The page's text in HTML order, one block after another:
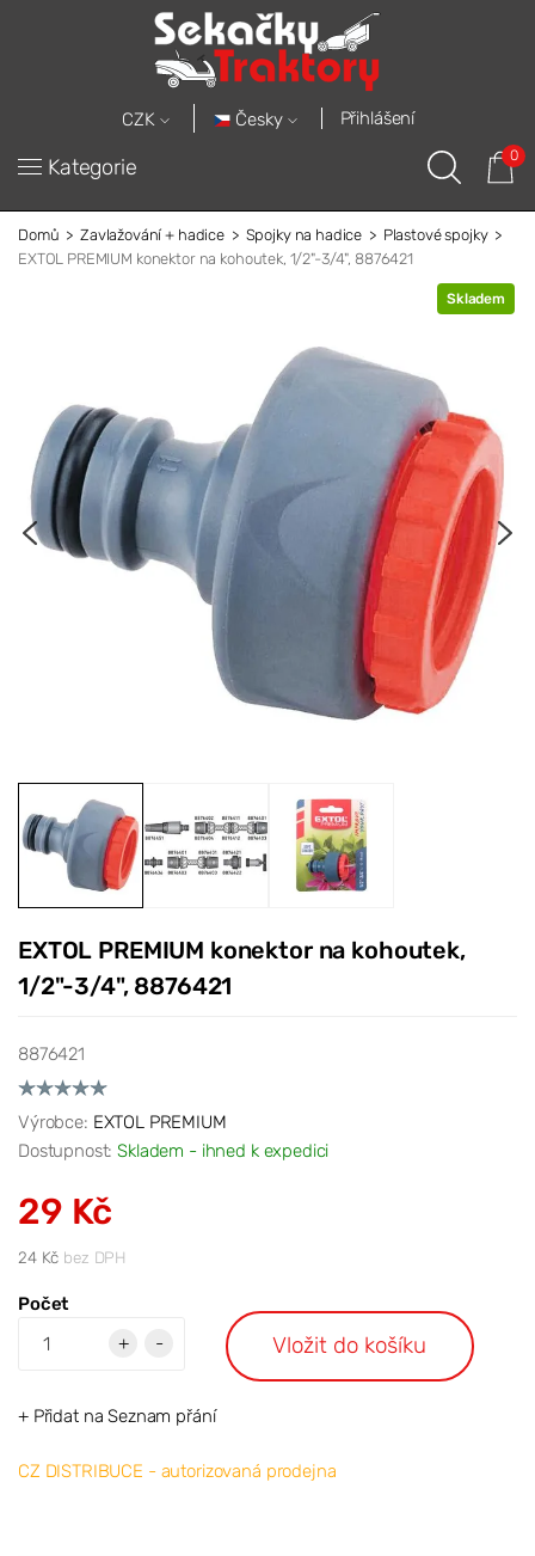
CZK Česky Přihlášení
Kategorie 0
Domů Zavlažování + hadice Spojky na hadice
Plastové spojky
EXTOL PREMIUM konektor na kohoutek, 1/2"-3/4", 8876421
Skladem
EXTOL PREMIUM konektor na kohoutek,
1/2"-3/4", 8876421
8876421
Výrobce: EXTOL PREMIUM
Dostupnost:Skladem - ihned k expedici
29 Kč
24 Kč bez DPH
Počet
+
- Vložit do košíku
+ Přidat na Seznam přání
CZ DISTRIBUCE - autorizovaná prodejna